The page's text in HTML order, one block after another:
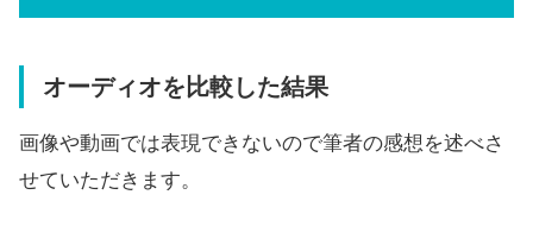
オーディオを比較した結果
画像や動画では表現できないので筆者の感想を述べさ
せていただきます。